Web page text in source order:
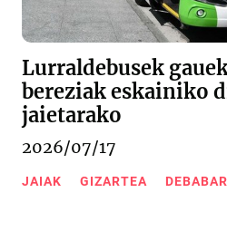
Lurraldebusek
bereziak eskainiko
jaietarako
2026/07/17
JAIAK GIZARTEA